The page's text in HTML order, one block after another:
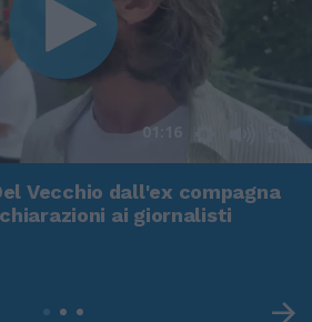
01:16
Vecchio dall'ex compagna
ai giornalisti